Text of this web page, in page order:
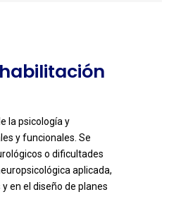
la psicología y
y funcionales. Se
o dificultades
aplicada,
en el diseño de planes